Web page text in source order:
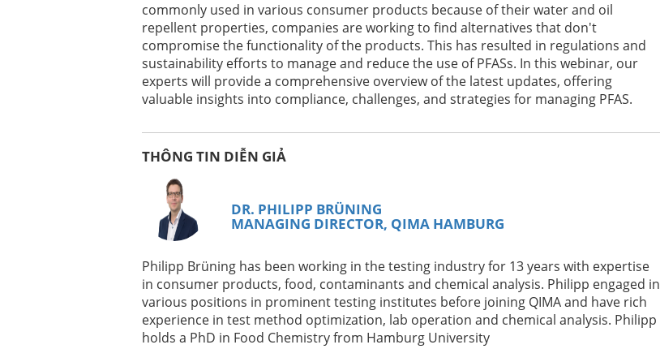
Xem Ngay Theo Yêu Cầu
RASTREABILIDADE E CERTIFICACOES NAS CADEIAS PRODUTIVAS DE
BIOATIVOS
Xem Ngay Theo Yêu Cầu
ORGANIC CERTIFICATION 101: YOUR STEP-BY-STEP GUIDE TO CROP
Xem Ngay Theo Yêu Cầu
BRCGS EMPAQUE EDICIÓN 7: CAMBIOS ESENCIALES
Xem Ngay Theo Yêu Cầu
UMSETZUNG DER EU-BATTERIEVERORDNUNG: HERAUSFORDERUNGEN UND
CHANCEN
Xem Ngay Theo Yêu Cầu VN
NHỮNG CẬP NHẬT MỚI NHẤT VỀ SVHCS VÀ GIẢI PHÁP ĐỂ DUY TRÌ SỰ TUÂN
commonly used in various consumer products because of their water and oil
repellent properties, companies are working to find alternatives that don't
compromise the functionality of the products. This has resulted in regulations and
sustainability efforts to manage and reduce the use of PFASs. In this webinar, our
experts will provide a comprehensive overview of the latest updates, offering
valuable insights into compliance, challenges, and strategies for managing PFAS.
THÔNG TIN DIỄN GIẢ
DR. PHILIPP BRÜNING
MANAGING DIRECTOR, QIMA HAMBURG
Philipp Brüning has been working in the testing industry for 13 years with expertise
in consumer products, food, contaminants and chemical analysis. Philipp engaged in
various positions in prominent testing institutes before joining QIMA and have rich
experience in test method optimization, lab operation and chemical analysis. Philipp
holds a PhD in Food Chemistry from Hamburg University